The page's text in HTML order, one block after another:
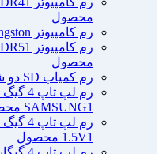
محصول
رم کامپیوتر Kingston حجم 8GB PC3-12800
رم کامپیوتر RAM CRUCIAL 8GB 4800 DDR5
1
محصول
رم کمیاب SD دو شیار 256MB
SAMSUNG1 محصول
1.5V1 محصول